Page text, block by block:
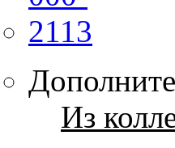
Из